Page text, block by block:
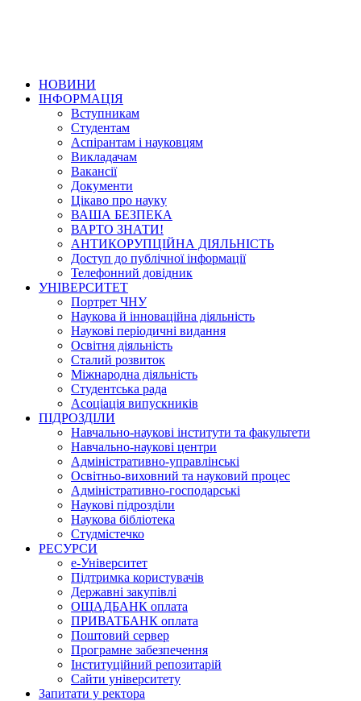
НОВИНИ
ІНФОРМАЦІЯ
Вступникам
Студентам
Аспірантам і науковцям
Викладачам
Вакансії
Документи
Цікаво про науку
ВАША БЕЗПЕКА
ВАРТО ЗНАТИ!
АНТИКОРУПЦІЙНА ДІЯЛЬНІСТЬ
Доступ до публічної інформації
Телефонний довідник
УНІВЕРСИТЕТ
Портрет ЧНУ
Наукова й інноваційна діяльність
Наукові періодичні видання
Освітня діяльність
Сталий розвиток
Міжнародна діяльність
Студентська рада
Асоціація випускників
ПІДРОЗДІЛИ
Навчально-наукові інститути та факультети
Навчально-наукові центри
Адміністративно-управлінські
Освітньо-виховний та науковий процес
Адміністративно-господарські
Наукові підрозділи
Наукова бібліотека
Студмістечко
РЕСУРСИ
е-Університет
Підтримка користувачів
Державні закупівлі
ОЩАДБАНК оплата
ПРИВАТБАНК оплата
Поштовий сервер
Програмне забезпечення
Інституційний репозитарій
Сайти університету
Запитати у ректора